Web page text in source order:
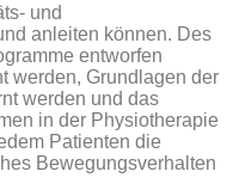
und
anleiten können. Des
entworfen
werden, Grundlagen der
werden und das
in der Physiotherapie
Patienten die
Bewegungsverhalten